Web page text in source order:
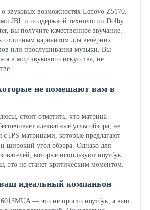
о звуковых возможностях Lenovo Z5170.
JBL и поддержкой технологии Dolby
вы получите качественное звучание.
отличным вариантом для вечерних
или прослушивания музыки. Вы
в мир звукового искусства, не
не помешают вам в
стоит отметить, что матрица
адекватные углы обзора, не
с IPS-матрицами, которые предлагают
и широкий угол обзора. Однако для
которые используют ноутбук
это не станет критическим моментом.
идеальный компаньон
— это не просто ноутбук, а ваш